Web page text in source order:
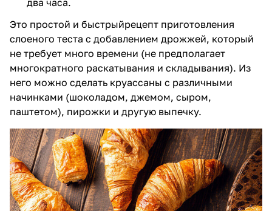
два часа.
Это простой и быстрыйрецепт приготовления
слоеного теста с добавлением дрожжей, который
не требует много времени (не предполагает
многократного раскатывания и складывания). Из
него можно сделать круассаны с различными
начинками (шоколадом, джемом, сыром,
паштетом), пирожки и другую выпечку.